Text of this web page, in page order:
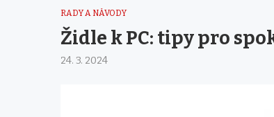
RADY A NÁVODY
Židle k PC: tipy pro
24. 3. 2024